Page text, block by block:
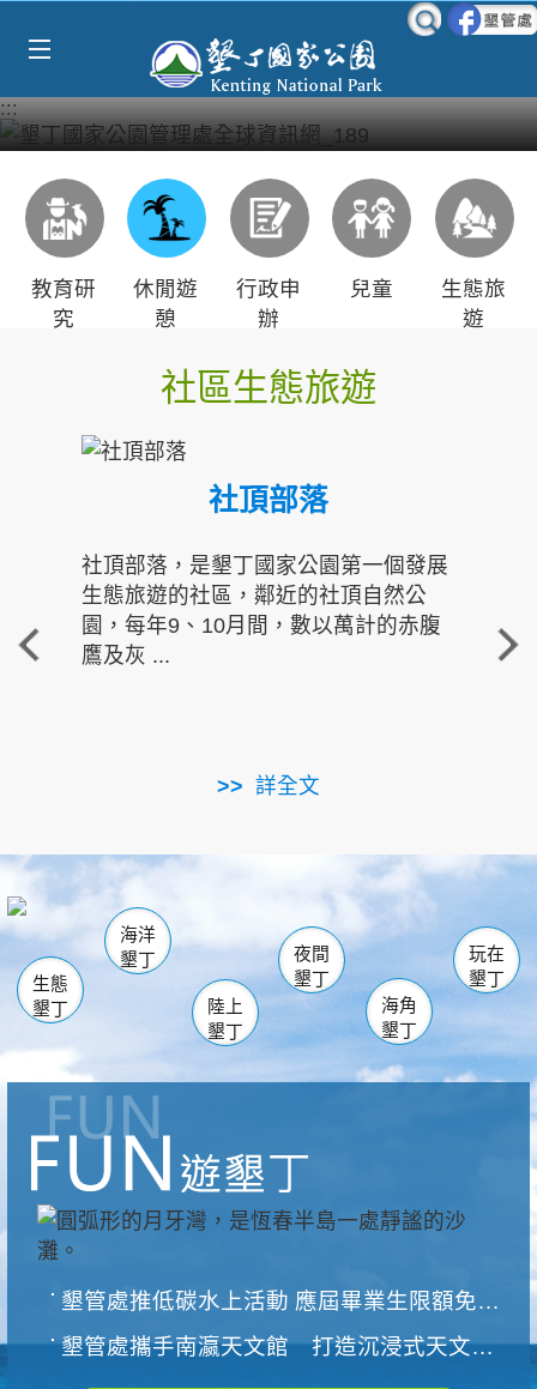
:::
教育研
究
休閒遊
憩
行政申
辦
兒童
生態旅
遊
社區生態旅遊
社頂部落
社頂部落，是墾丁國家公園第一個發展
生態旅遊的社區，鄰近的社頂自然公
園，每年9、10月間，數以萬計的赤腹
鷹及灰 ...
詳全文
重
走進
南仁湖
海生館
恆春 佳樂水
龍鑾潭自然中心 森林遊樂區
瓊麻館
關山 墾管處遊客中心
社頂公園 風吹沙
船帆石
白砂 龍磐公園
香蕉灣
砂島
鵝鑾鼻
生態
墾丁
海洋
墾丁
陸上
墾丁
夜間
墾丁
海角
墾丁
玩在
墾丁
墾管處推低碳水上活動 應屆畢業生限額免費參加
墾管處攜手南瀛天文館 打造沉浸式天文探索營隊